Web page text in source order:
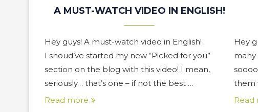
A MUST-WATCH VIDEO IN ENGLISH!
Hey guys! A must-watch video in English!
I shoud’ve started my new “Picked for you”
section on the blog with this video! I mean,
seriously… that’s one – if not the best …
Read more
Hey
many
them
Read